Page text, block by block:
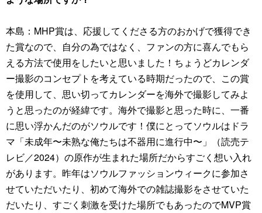
本島：MHP賞は、応援してくださる方のおかげで獲得でき
た賞なので、自分の為ではなく、ファンの方に喜んでもら
える方法で使用をしたいと思いました！ちょうどカレンダ
ー撮影のコンセプトを考えている時期だったので、この賞
を使用して、思い切ってカレンダーを海外で撮影してみよ
うと思ったのが経緯です。海外で撮影と思った時に、一番
に思い浮かんだのがソウルです！僕にとってソウルはドラ
マ「未成年〜未熟な俺たちは不器用に進行中〜」（読売テ
レビ／2024）の原作が生まれた場所だからすごく想い入れ
があります。昨年はソウルファッションウィークに参加さ
せていただいたり、初めて海外での雑誌撮影をさせていた
だいたり、すごく刺激を受けた場所でもあったのでMVP賞